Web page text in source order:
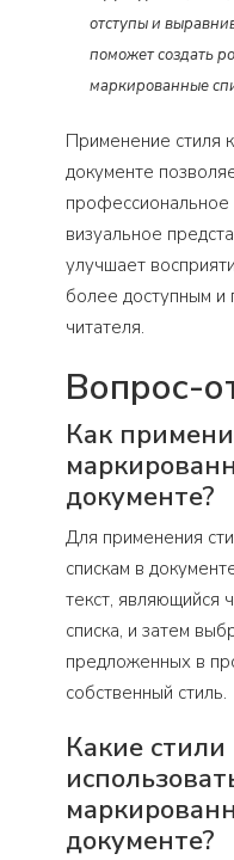
отступы и
поможет создать
маркированные
Применение стиля
документе
профессиональное
визуальное
улучшает
более доступным и
читателя.
Вопрос-
Как
документе?
Для применения
спискам в
текст, являющийся
списка, и затем
предложенных в
собственный стиль.
Какие
документе?